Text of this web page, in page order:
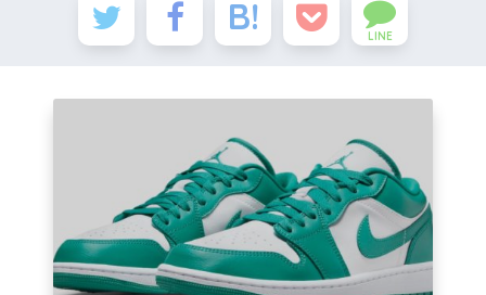
LINE